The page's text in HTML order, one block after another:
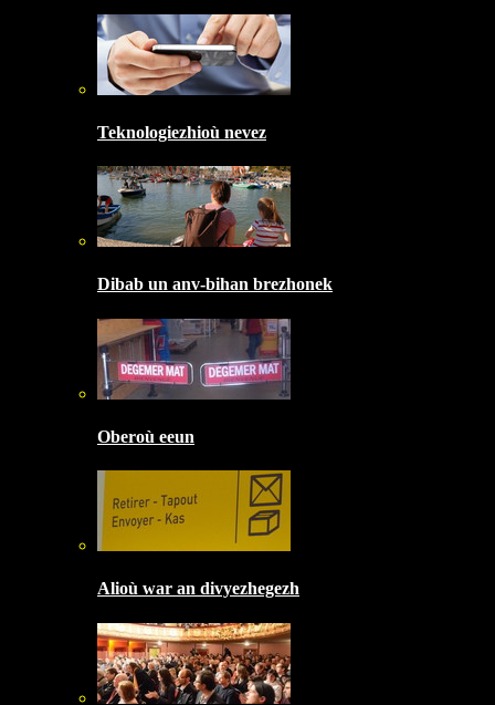
Teknologiezhioù nevez
Dibab un anv-bihan brezhonek
Oberoù eeun
Alioù war an divyezhegezh